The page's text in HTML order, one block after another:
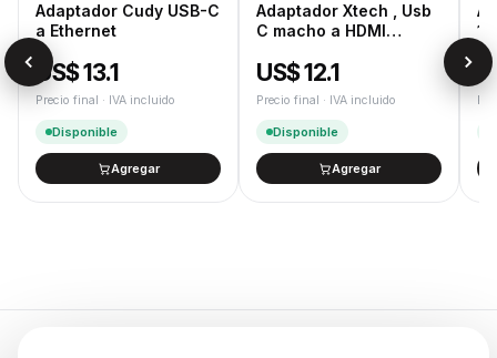
Adaptador Cudy USB-C
a Ethernet
US$ 13.1
Precio final · IVA incluido
Disponible
Agregar
Adaptador Xtech , Usb
C macho a HDMI
US$ 12.1
Precio final · IVA incluido
Disponible
Agregar
1,